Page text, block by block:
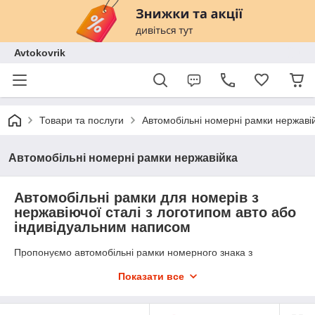
Avtokovrik
Товари та послуги Автомобільні номерні рамки
Автомобільні номерні рамки нержавійка
Автомобільні рамки для номерів з
нержавіючої сталі з логотипом авто або
індивідуальним написом
Пропонуємо автомобільні рамки номерного знака з
автомобіля або будь-якого індивідуального напису.
легкових автомобілів, кросоверів, позашляховиків та
Показати все